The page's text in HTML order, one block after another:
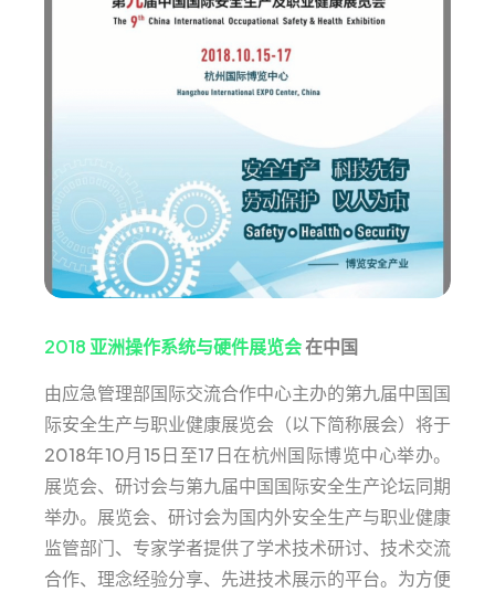
2018 亚洲操作系统与硬件展览会在中国
由应急管理部国际交流合作中心主办的第九届中国国
际安全生产与职业健康展览会（以下简称展会）将于
2018年10月15日至17日在杭州国际博览中心举办。
展览会、研讨会与第九届中国国际安全生产论坛同期
举办。展览会、研讨会为国内外安全生产与职业健康
监管部门、专家学者提供了学术技术研讨、技术交流
合作、理念经验分享、先进技术展示的平台。为方便